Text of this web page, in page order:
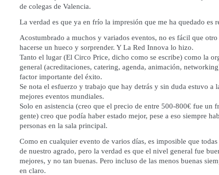
de colegas de Valencia.
La verdad es que ya en frío la impresión que me ha quedado es
Acostumbrado a muchos y variados eventos, no es fácil que otro
hacerse un hueco y sorprender. Y La Red Innova lo hizo.
Tanto el lugar (El Circo Price, dicho como se escribe) como la
general (acreditaciones, catering, agenda, animación,
factor importante del éxito.
Se nota el esfuerzo y trabajo que hay detrás y sin duda estuvo a
mejores eventos mundiales.
Solo en asistencia (creo que el precio de entre 500-800€ fue un
gente) creo que podía haber estado mejor, pese a eso siempre
personas en la sala principal.
Como en cualquier evento de varios días, es imposible que todas
de nuestro agrado, pero la verdad es que el nivel general fue
mejores, y no tan buenas. Pero incluso de las menos buenas
en claro.